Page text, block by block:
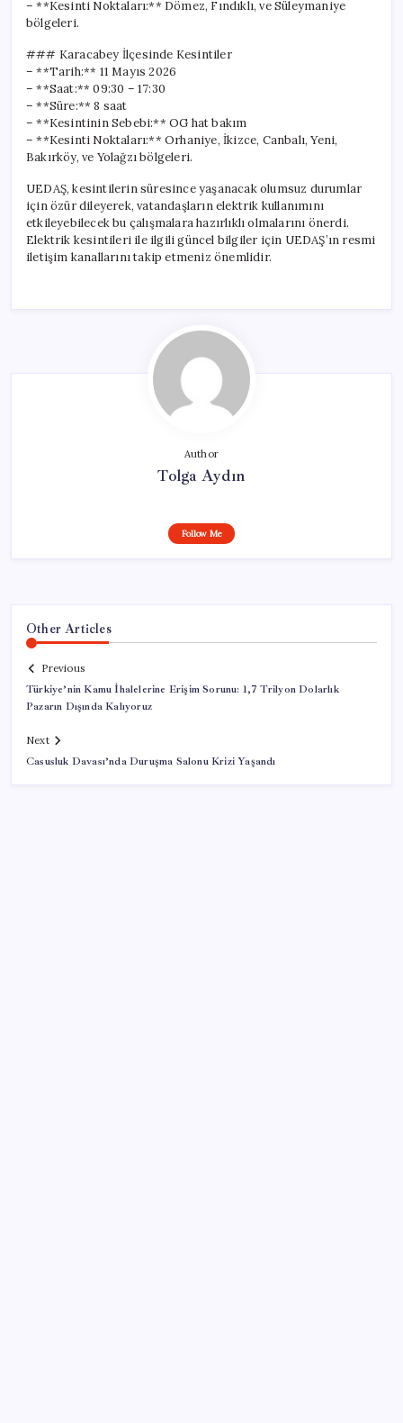
– **Kesinti Noktaları:** Dömez, Fındıklı, ve Süleymaniye
bölgeleri.
### Karacabey İlçesinde Kesintiler
– **Tarih:** 11 Mayıs 2026
– **Saat:** 09:30 – 17:30
– **Süre:** 8 saat
– **Kesintinin Sebebi:** OG hat bakım
– **Kesinti Noktaları:** Orhaniye, İkizce, Canbalı, Yeni,
Bakırköy, ve Yolağzı bölgeleri.
UEDAŞ, kesintilerin süresince yaşanacak olumsuz durumlar
için özür dileyerek, vatandaşların elektrik kullanımını
etkileyebilecek bu çalışmalara hazırlıklı olmalarını önerdi.
Elektrik kesintileri ile ilgili güncel bilgiler için UEDAŞ’ın resmi
iletişim kanallarını takip etmeniz önemlidir.
Author
Tolga Aydın
Follow Me
Other Articles
Previous
Türkiye’nin Kamu İhalelerine Erişim Sorunu: 1,7 Trilyon Dolarlık
Pazarın Dışında Kalıyoruz
Next
Casusluk Davası’nda Duruşma Salonu Krizi Yaşandı